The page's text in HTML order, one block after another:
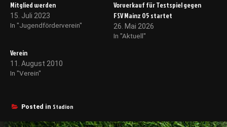
Mitglied werden
15. Juli 2023
In "Jugendförderverein"
Vorverkauf für Testspiel gegen
FSV Mainz 05 startet
26. Mai 2026
In "Aktuell"
Verein
11. August 2010
In "Verein"
Posted in Stadion